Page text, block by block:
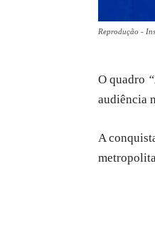
Reprodução -
O quadro
audiência
A